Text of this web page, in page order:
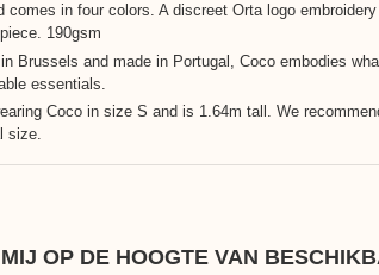
OP DE HOOGTE VAN
comes in four colors. A discreet Orta logo
190gsm
Brussels and made in Portugal, Coco embodies
essentials.
Coco in size S and is 1.64m tall. We
size.